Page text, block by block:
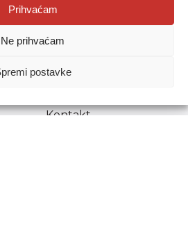
Prihvaćam
Ne prihvaćam
postavke
Zagreb
je uz navođenje izvora.
Kontakt